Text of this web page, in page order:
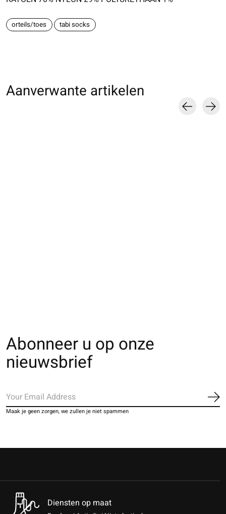
orteils/toes tabi socks
Aanverwante artikelen
Abonneer u op onze
nieuwsbrief
Maak je geen zorgen, we zullen je niet spammen
Diensten op maat